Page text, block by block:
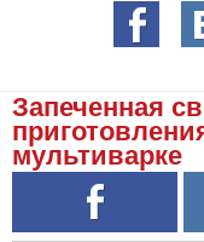
Запеченная
мультиварке